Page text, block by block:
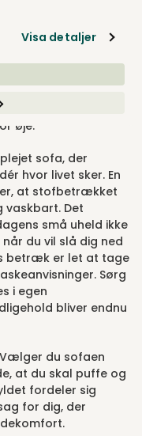
Visa detaljer
børn, kæledyr,
Impulse sofa fra
øje.
sofa, der
hvor livet sker. En
at stofbetrækket
Det
små uheld ikke
du vil slå dig ned
betræk er let at tage
Sørg
i egen
bliver endnu
du sofaen
at du skal puffe og
fordeler sig
for dig, der